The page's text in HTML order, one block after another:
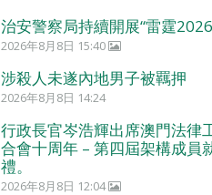
治安警察局持續開展“雷霆
2026年8月8日 15:40
涉殺人未遂內地男子被羈押
2026年8月8日 14:24
行政長官岑浩輝出席澳門法律
合會十周年 – 第四屆架構成員
禮。
2026年8月8日 12:04